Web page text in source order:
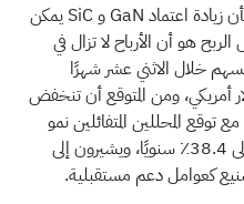
ما يبرز في مقابل النظرة المتفائلة بأن زيادة اعتماد GaN و SiC يمكن
هو أن الأرباح لا تزال في
خلال الاثني عشر شهرًا
خسارة قدرها 0.62 دولار أمريكي، ومن المتوقع أن تنخفض
حتى مع توقع المحللين المتفائلين نمو
الإيرادات بنسبة تقارب 27.7٪ إلى 38.4٪ سنويًا، ويشيرون إلى
كعوامل دعم مستقبلية.